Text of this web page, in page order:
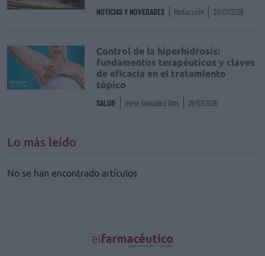
NOTICIAS Y NOVEDADES Redacción 30/07/2026
Control de la hiperhidrosis:
fundamentos terapéuticos y claves
de eficacia en el tratamiento
tópico
SALUD Irene González Orts 28/07/2026
Lo más leído
No se han encontrado artículos